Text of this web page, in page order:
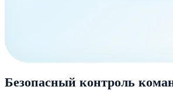
Безопасный контроль